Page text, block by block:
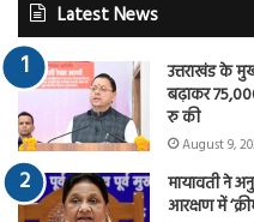
Latest News
उत्तराखंड के
बढ़ाकर
रु की
August 9,
मायावती ने
आरक्षण में